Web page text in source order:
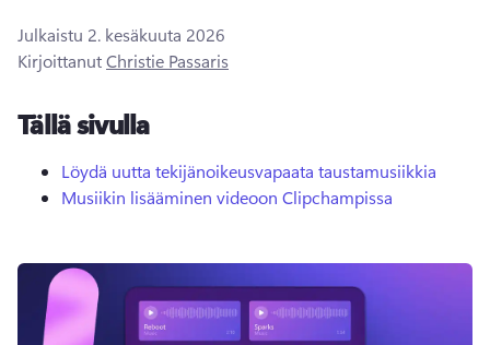
Kirjaudu sisään
Julkaistu 2. kesäkuuta 2026
KirjoittanutChristie Passaris
Tällä sivulla
Löydä uutta tekijänoikeusvapaata taustamusiikkia
Musiikin lisääminen videoon Clipchampissa